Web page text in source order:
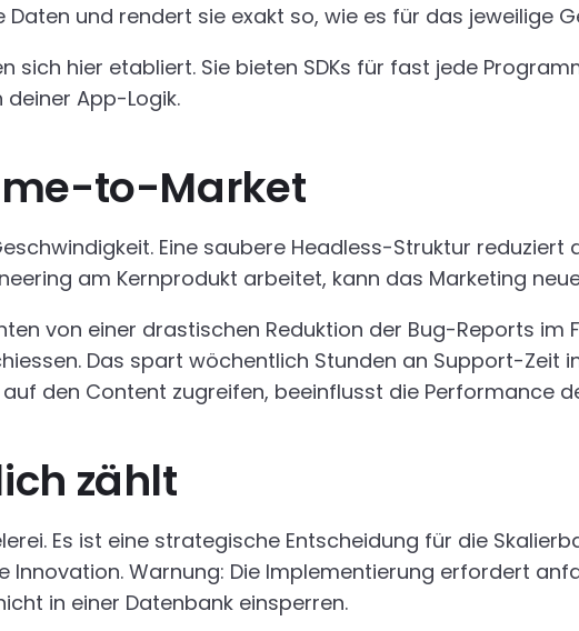
Daten und rendert sie exakt so, wie es für das jeweilige
hier etabliert. Sie bieten SDKs für fast jede
App-Logik.
to-Market
Eine saubere Headless-Struktur reduziert
am Kernprodukt arbeitet, kann das Marketing
von einer drastischen Reduktion der Bug-Reports im
Das spart wöchentlich Stunden an Support-Zeit
auf den Content zugreifen, beeinflusst die Performance
zählt
Es ist eine strategische Entscheidung für die
Warnung: Die Implementierung erfordert
in einer Datenbank einsperren.